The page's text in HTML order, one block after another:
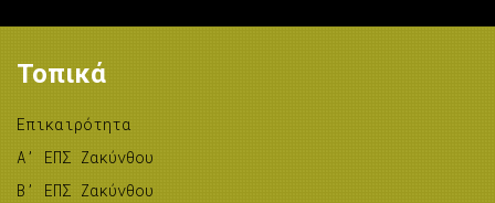
Τοπικά
Επικαιρότητα
A’ ΕΠΣ Ζακύνθου
B’ ΕΠΣ Ζακύνθου